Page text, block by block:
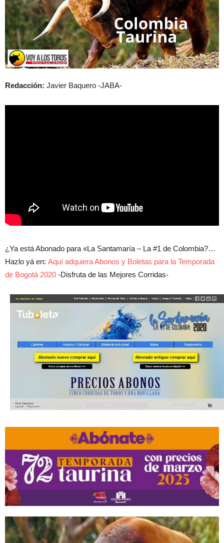
Redacción: Javier Baquero -JABA-
¿Ya está Abonado para «La Santamaría – La #1 de Colombia?…
Hazlo yá en: Aquí adquiera Abonos y Boletas para la Temporada
de Bogotá 2020 -Disfruta de las Mejores Corridas-